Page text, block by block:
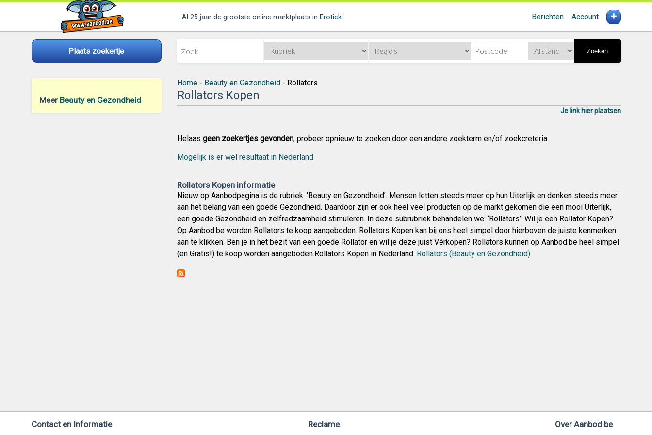
Al 25 jaar de grootste online marktplaats in Erotiek! Berichten Account +
Plaats zoekertje Zoeken
Meer Beauty en Gezondheid
Home- Beauty en Gezondheid- Rollators
Rollators Kopen
Je link hier plaatsen
Helaas geen zoekertjes gevonden, probeer opnieuw te zoeken door een andere zoekterm en/of zoekcreteria.
Mogelijk is er wel resultaat in Nederland
Rollators Kopen informatie
Nieuw op Aanbodpagina is de rubriek: ‘Beauty en Gezondheid’. Mensen letten steeds meer op hun Uiterlijk en denken steeds meer
aan het belang van een goede Gezondheid. Daardoor zijn er ook heel veel producten op de markt gekomen die een mooi Uiterlijk,
een goede Gezondheid en zelfredzaamheid stimuleren. In deze subrubriek behandelen we: ‘Rollators’. Wil je een Rollator Kopen?
Op Aanbod.be worden Rollators te koop aangeboden. Rollators Kopen kan bij ons heel simpel door hierboven de juiste kenmerken
aan te klikken. Ben je in het bezit van een goede Rollator en wil je deze juist Vérkopen? Rollators kunnen op Aanbod.be heel simpel
(en Gratis!) te koop worden aangeboden.Rollators Kopen in Nederland: Rollators (Beauty en Gezondheid)
Contact en Informatie Reclame Over Aanbod.be